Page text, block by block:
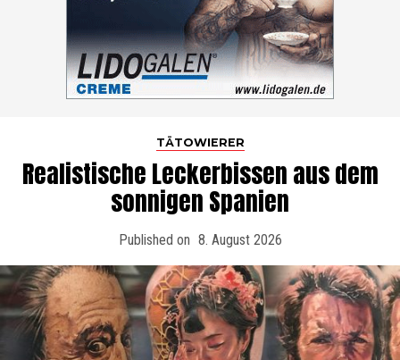
TÄTOWIERER
Realistische Leckerbissen aus dem
sonnigen Spanien
Published on 8. August 2026